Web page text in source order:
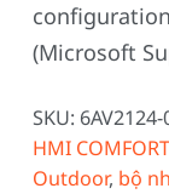
(Microsoft
SKU:
HMI COMFORT
Outdoor, bộ